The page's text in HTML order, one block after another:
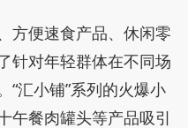
方便速食产品、休闲零
针对年轻群体在不同场
“汇小铺”系列的火爆小
午餐肉罐头等产品吸引